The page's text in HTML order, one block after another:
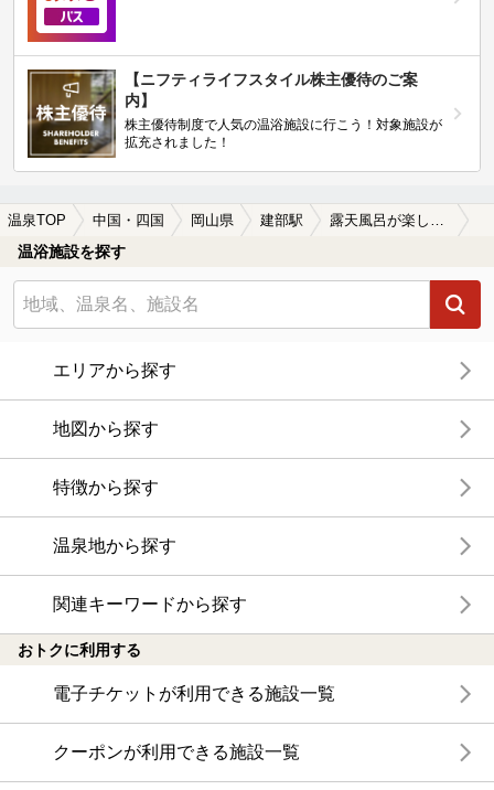
【ニフティライフスタイル株主優待のご案
内】
株主優待制度で人気の温浴施設に行こう！対象施設が
拡充されました！
温泉TOP 中国・四国 岡山県 建部駅 露天風呂が楽しめる建部駅近くの温泉、日帰り温泉、スーパー銭湯おすすめ
温浴施設を探す
エリアから探す
地図から探す
特徴から探す
温泉地から探す
関連キーワードから探す
おトクに利用する
電子チケットが利用できる施設一覧
クーポンが利用できる施設一覧